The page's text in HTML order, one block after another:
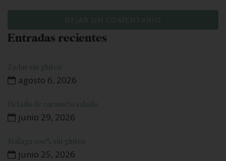
Entradas recientes
Zadar sin gluten
agosto 6, 2026
Helado de caramelo salado
junio 29, 2026
Málaga 100% sin gluten
junio 25, 2026